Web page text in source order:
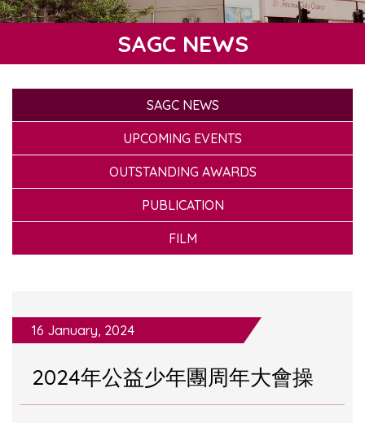
SAGC NEWS
SAGC NEWS
UPCOMING EVENTS
OUTSTANDING AWARDS
PUBLICATION
FILM
16 January, 2024
2024年公益少年團周年大會操